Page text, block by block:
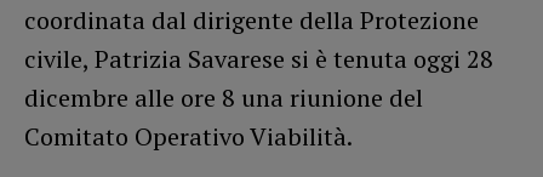
coordinata dal dirigente della Protezione
civile, Patrizia Savarese si è tenuta oggi 28
dicembre alle ore 8 una riunione del
Comitato Operativo Viabilità.